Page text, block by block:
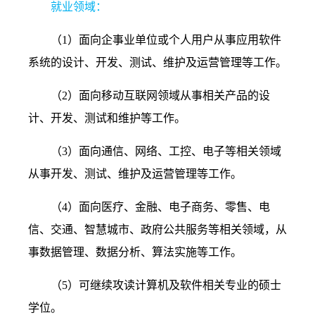
就业领域：
（1 ）面向企事业单位或个人用户从事应用软件
系统的设计、开发、测试、维护及运营管理等工作。
（2）面向移动互联网领域从事相关产品的设
计、开发、测试和维护等工作。
（3）面向通信、网络、工控、电子等相关领域
从事开发、测试、维护及运营管理等工作。
（4）面向医疗、金融、电子商务、零售、电
信、交通、智慧城市、政府公共服务等相关领域，从
事数据管理、数据分析、算法实施等工作。
（5）可继续攻读计算机及软件相关专业的硕士
学位。